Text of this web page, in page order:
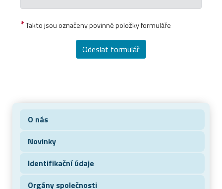
*Takto jsou označeny povinné položky formuláře
Odeslat formulář
O nás
Novinky
Identifikační údaje
Orgány společnosti